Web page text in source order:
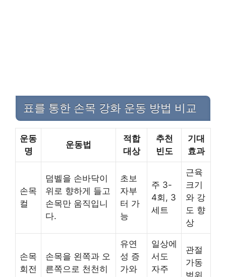
표를 통한 손목 강화 운동 방법 비교
운동
명
운동법
적합
대상
추천
빈도
기대
효과
손목
컬
덤벨을 손바닥이
위로 향하게 들고
손목만 움직입니
다.
초보
자부
터 가
능
주 3-
4회, 3
세트
근육
크기
와 강
도 향
상
손목
회전
손목을 왼쪽과 오
른쪽으로 천천히
유연
성 증
가와
일상에
서도
자주
관절
가동